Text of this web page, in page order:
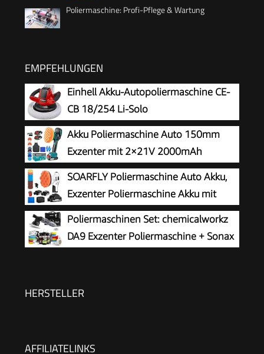
Poliermaschine: Profi-Pflege & Wartung
EMPFEHLUNGEN
Einhell Akku-Autopoliermaschine CE-
CB 18/254 Li-Solo
Akku Poliermaschine Auto 150mm
Exzenter mit 2×21V 2000mAh
Batterien, 13-tlg Polierset, 6
Geschwindigkeiten bis 5500RPM, Kabellose
Auto poliermaschinen, polishing machine
SOARFLY Poliermaschine Auto Akku,
Exzenter Poliermaschine Akku mit
2x2.0Ah 21V Batterie, 6 variable
Geschwindigkeiten, 3200–6600 U/min, für die
Autodetailing, Scheinwerfer Aufbereitung
Poliermaschinen Set: chemicalworkz
DA9 Exzenter Poliermaschine + Sonax
Zubehör | 20-teilig
HERSTELLER
AFFILIATELINKS